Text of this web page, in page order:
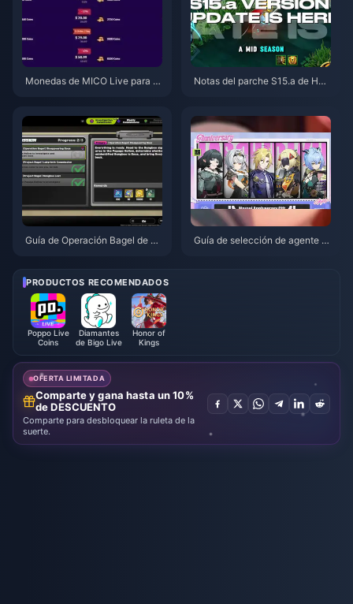
Monedas de MICO Live para M
Notas del parche S15.a de Hon
Guía de Operación Bagel de Ze
Guía de selección de agente gr
PRODUCTOS RECOMENDADOS
Poppo Live
Coins
Diamantes
de Bigo Live
Honor of
Kings
OFERTA LIMITADA
Comparte y gana hasta un 10%
de DESCUENTO
Comparte para desbloquear la ruleta de la
suerte.